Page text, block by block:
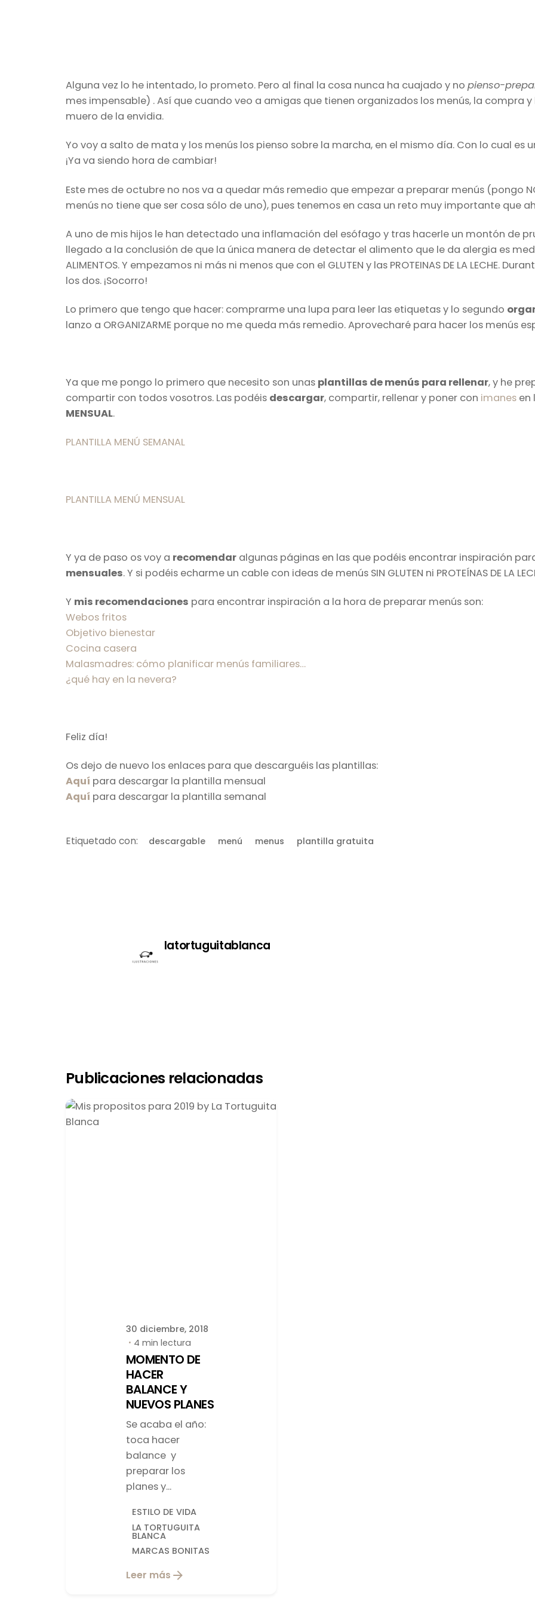
Alguna vez lo he intentado, lo prometo. Pero al final la cosa nunca ha cuajado y nopienso-
mes impensable) . Así que cuando veo a amigas que tienen organizados los menús, la compra
muero de la envidia.
Yo voy a salto de mata y los menús los pienso sobre la marcha, en el mismo día. Con lo cual
¡Ya va siendo hora de cambiar!
Este mes de octubre no nos va a quedar más remedio que empezar a preparar menús (pongo
menús no tiene que ser cosa sólo de uno), pues tenemos en casa un reto muy importante que
A uno de mis hijos le han detectado una inflamación del esófago y tras hacerle un montón de
llegado a la conclusión de que la única manera de detectar el alimento que le da alergia es
ALIMENTOS. Y empezamos ni más ni menos que con el GLUTEN y las PROTEINAS DE LA LECHE.
los dos. ¡Socorro!
Lo primero que tengo que hacer: comprarme una lupa para leer las etiquetas y lo segundo
lanzo a ORGANIZARME porque no me queda más remedio. Aprovecharé para hacer los menús
Ya que me pongo lo primero que necesito son unas plantillas de menús para rellenar, y he
compartir con todos vosotros. Las podéis descargar, compartir, rellenar y poner con imanes en
MENSUAL.
PLANTILLA MENÚ SEMANAL
PLANTILLA MENÚ MENSUAL
Y ya de paso os voy a recomendar algunas páginas en las que podéis encontrar inspiración
mensuales. Y si podéis echarme un cable con ideas de menús SIN GLUTEN ni PROTEÍNAS DE LA
Y mis recomendaciones para encontrar inspiración a la hora de preparar menús son:
Webos fritos
Objetivo bienestar
Cocina casera
Malasmadres: cómo planificar menús familiares…
¿qué hay en la nevera?
Feliz día!
Os dejo de nuevo los enlaces para que descarguéis las plantillas:
Aquí para descargar la plantilla mensual
Aquí para descargar la plantilla semanal
Etiquetado con: descargable menú menus plantilla gratuita
latortuguitablanca
Publicaciones relacionadas
30 diciembre, 2018
4 min lectura
MOMENTO DE
HACER
BALANCE Y
NUEVOS PLANES
Se acaba el año:
toca hacer
balance y
preparar los
planes y...
ESTILO DE VIDA
LA TORTUGUITA
BLANCA
MARCAS BONITAS
Leer más